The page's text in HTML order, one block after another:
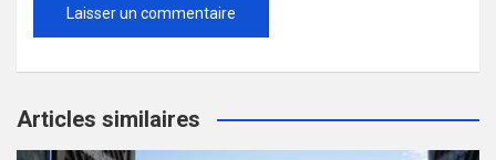
Articles similaires